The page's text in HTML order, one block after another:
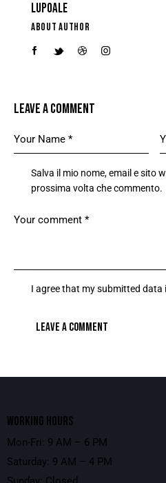
LUPOALE
ABOUT AUTHOR
LEAVE A COMMENT
Salva il mio nome, email e sito
prossima volta che commento.
I agree that my submitted data
WORKING HOURS
Mon-Fri: 9 AM – 6 PM
Saturday: 9 AM – 4 PM